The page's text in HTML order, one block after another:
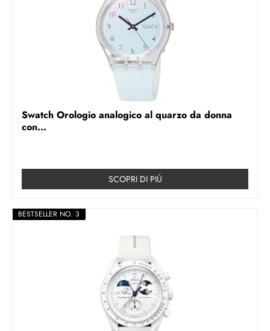
Swatch Orologio analogico al quarzo da donna
con...
SCOPRI DI PIÚ
BESTSELLER NO. 3